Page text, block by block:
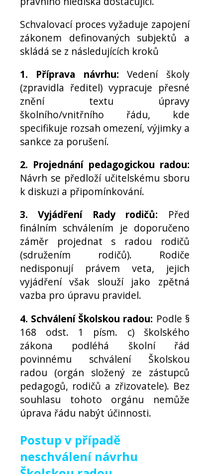
Schvalovací proces vyžaduje zapojení
zákonem definovaných subjektů a
skládá se z následujících kroků
1. Příprava návrhu: Vedení školy
(zpravidla ředitel) vypracuje přesné
znění textu úpravy
školního/vnitřního řádu, kde
specifikuje rozsah omezení, výjimky a
sankce za porušení.
2. Projednání pedagogickou radou:
Návrh se předloží učitelskému sboru
k diskuzi a připomínkování.
3. Vyjádření Rady rodičů: Před
finálním schválením je doporučeno
záměr projednat s radou rodičů
(sdružením rodičů). Rodiče
nedisponují právem veta, jejich
vyjádření však slouží jako zpětná
vazba pro úpravu pravidel.
4. Schválení Školskou radou: Podle §
168 odst. 1 písm. c) školského
zákona podléhá školní řád
povinnému schválení Školskou
radou (orgán složený ze zástupců
pedagogů, rodičů a zřizovatele). Bez
souhlasu tohoto orgánu nemůže
úprava řádu nabýt účinnosti.
Postup v případě
neschválení návrhu